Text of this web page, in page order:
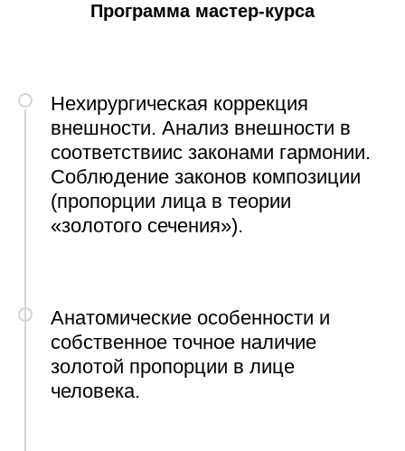
Программа мастер-курса
Нехирургическая коррекция
внешности. Анализ внешности в
соответствиис законами гармонии.
Соблюдение законов композиции
(пропорции лица в теории
«золотого сечения»).
Анатомические особенности и
собственное точное наличие
золотой пропорции в лице
человека.